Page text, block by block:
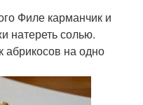
Филе карманчик и
натереть солью.
абрикосов на одно